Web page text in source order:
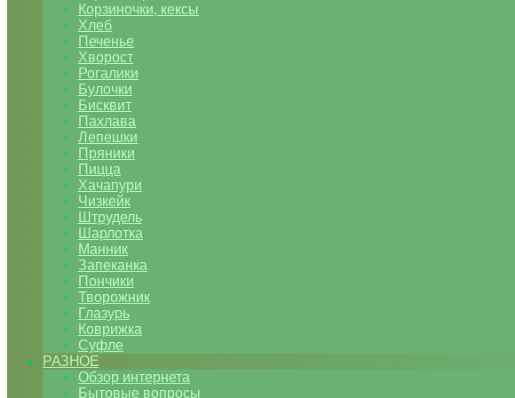
Корзиночки, кексы
Хлеб
Печенье
Хворост
Рогалики
Булочки
Бисквит
Пахлава
Лепешки
Пряники
Пицца
Хачапури
Чизкейк
Штрудель
Шарлотка
Манник
Запеканка
Пончики
Творожник
Глазурь
Коврижка
Суфле
РАЗНОЕ
Обзор интернета
Бытовые вопросы